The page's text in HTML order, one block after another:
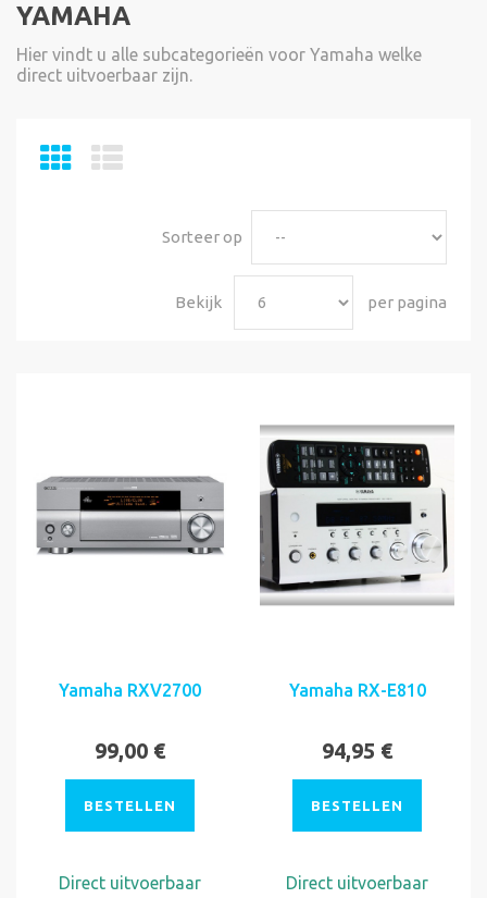
YAMAHA
Hier vindt u alle subcategorieën voor Yamaha welke
direct uitvoerbaar zijn.
Sorteer op
Bekijk per pagina
Yamaha RXV2700
99,00 €
BESTELLEN
Direct uitvoerbaar
Yamaha RX-E810
94,95 €
BESTELLEN
Direct uitvoerbaar